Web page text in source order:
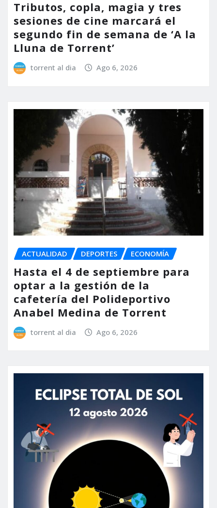
Tributos, copla, magia y tres
sesiones de cine marcará el
segundo fin de semana de ‘A la
Lluna de Torrent’
torrent al dia Ago 6, 2026
ACTUALIDAD DEPORTES ECONOMÍA
Hasta el 4 de septiembre para
optar a la gestión de la
cafetería del Polideportivo
Anabel Medina de Torrent
torrent al dia Ago 6, 2026